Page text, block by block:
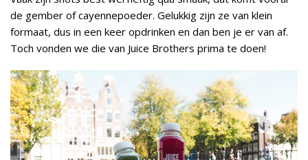
de gember of cayennepoeder. Gelukkig zijn ze van klein
formaat, dus in een keer opdrinken en dan ben je er van af.
Toch vonden we die van Juice Brothers prima te doen!